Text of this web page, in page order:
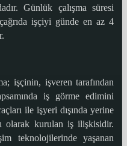
Günlük çalışma süresi
çağrıda işçiyi günde en az 4
işçinin, işveren tarafından
iş görme edimini
ile işyeri dışında yerine
olarak kurulan iş ilişkisidir.
teknolojilerinde yaşanan